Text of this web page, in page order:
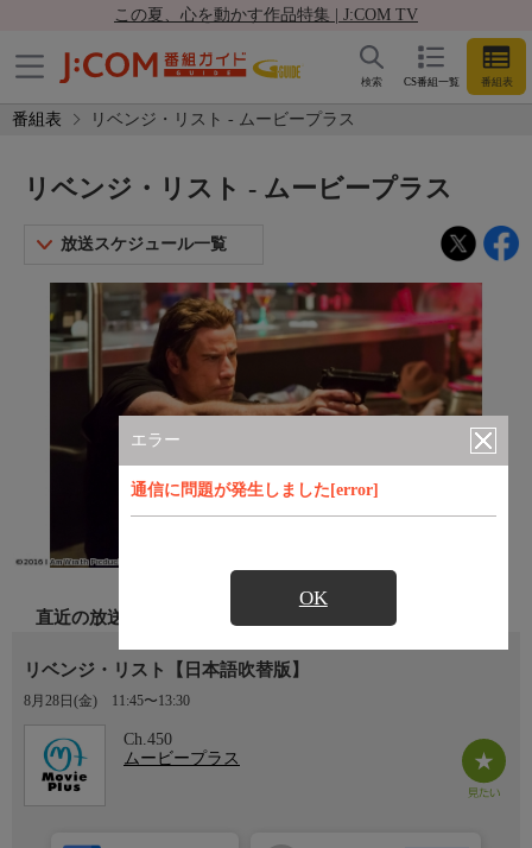
この夏、心を動かす作品特集 | J:COM TV
CS番組一覧 番組表
検索
番組表 リベンジ・リスト - ムービープラス
エラー
通信に問題が発生しました[error]
OK
リベンジ・リスト - ムービープラス
放送スケジュール一覧
直近の放送
リベンジ・リスト【日本語吹替版】
8月28日(金) 11:45〜13:30
Ch.450
ムービープラス